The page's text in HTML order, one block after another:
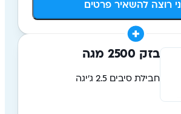
רוצה להשאיר פרטים
בזק 2500 מגה
חבילת סיבים 2.5 ג'יגה